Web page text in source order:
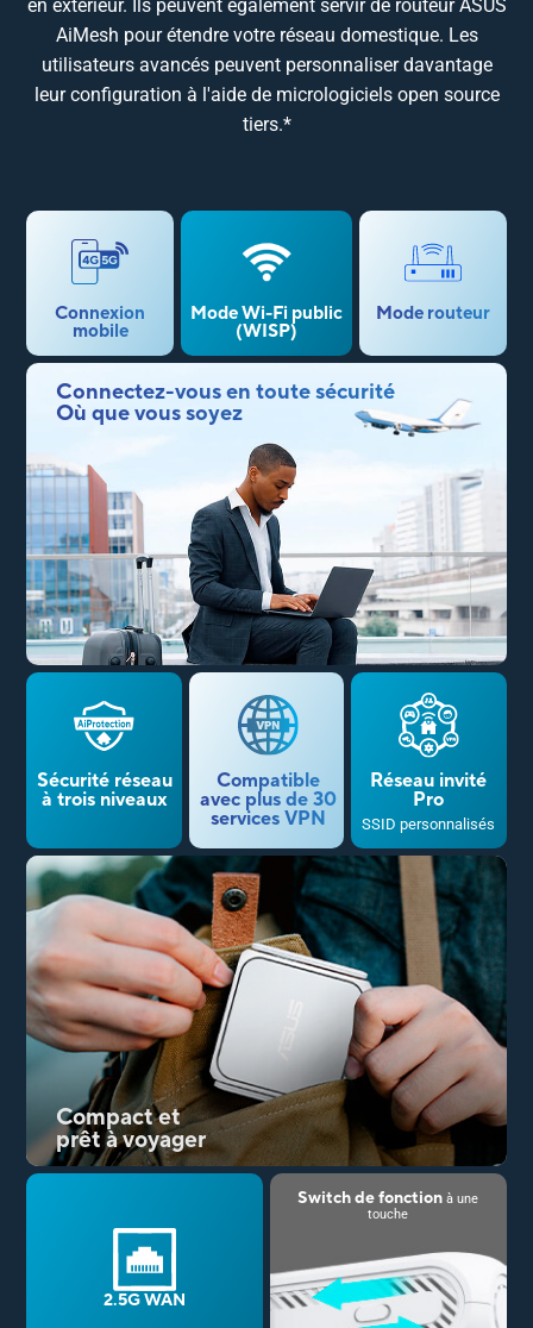
en extérieur. Ils peuvent également servir de routeur ASUS
AiMesh pour étendre votre réseau domestique. Les
utilisateurs avancés peuvent personnaliser davantage
leur configuration à l'aide de micrologiciels open source
tiers.*
Connexion
mobile
Mode Wi-Fi public
(WISP)
Mode routeur
Connectez-vous en toute sécurité
Où que vous soyez
Sécurité réseau
à trois niveaux
Compatible
avec plus de 30
services VPN
Réseau invité
Pro
SSID personnalisés
Compact et
prêt à voyager
2.5G WAN
Switch de fonctionà une
touche